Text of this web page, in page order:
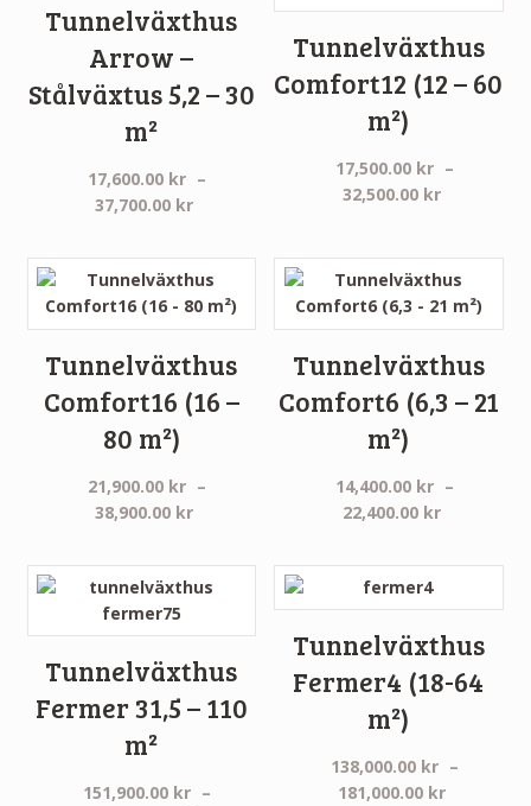
Tunnelväxthus
Arrow –
Stålväxtus 5,2 – 30
m²
17,600.00 kr –
37,700.00 kr
till
37,700.00 kr
Tunnelväxthus
Comfort12 (12 – 60
m²)
17,500.00 kr –
32,500.00 kr
Tunnelväxthus
Comfort16 (16 –
80 m²)
21,900.00 kr –
38,900.00 kr
till
38,900.00 kr
Tunnelväxthus
Comfort6 (6,3 – 21
m²)
14,400.00 kr –
22,400.00 kr
till
Tunnelväxthus
Fermer 31,5 – 110
m²
151,900.00 kr –
Tunnelväxthus
Fermer4 (18-64
m²)
138,000.00 kr –
181,000.00 kr